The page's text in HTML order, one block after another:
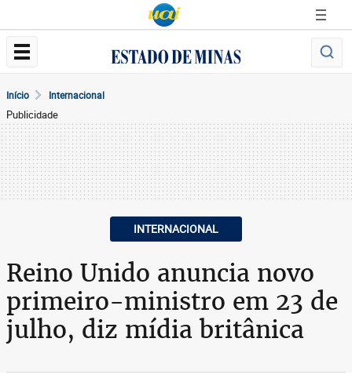
Início Internacional
Publicidade
INTERNACIONAL
Reino Unido anuncia novo
primeiro-ministro em 23 de
julho, diz mídia britânica